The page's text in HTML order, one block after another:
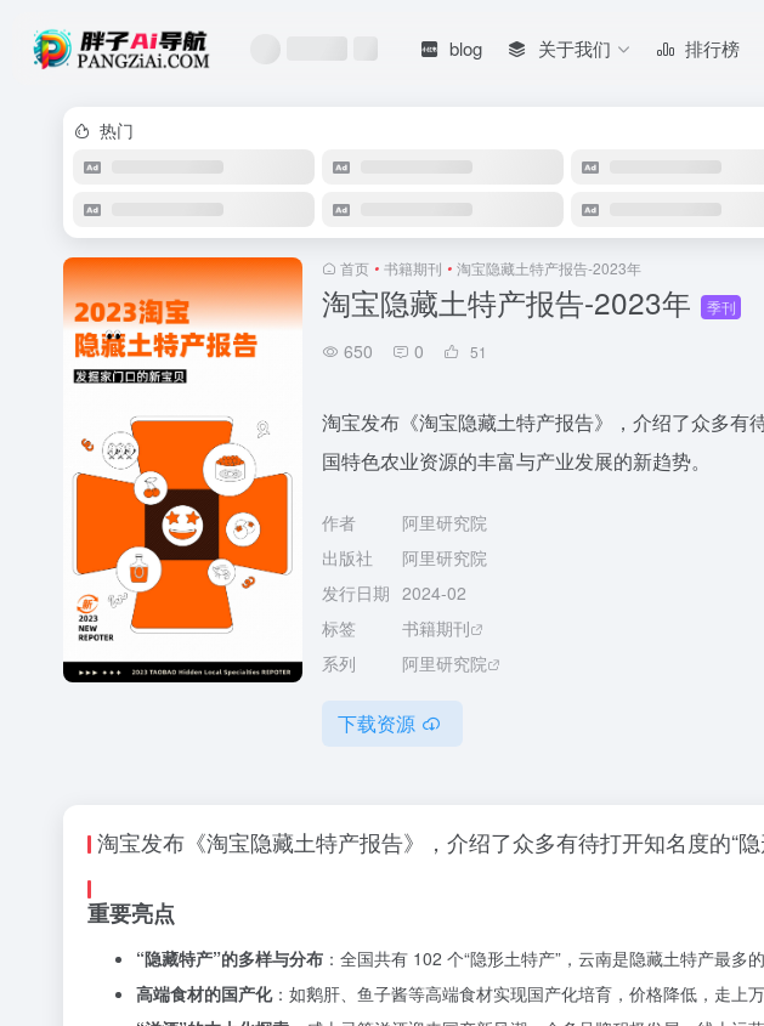
blog 关于我们 排行榜
热门
首页 • 书籍期刊 • 淘宝隐藏土特产报告-2023年
淘宝隐藏土特产报告-2023年 季刊
650 0 51
淘宝发布《淘宝隐藏土特产报告》，介绍了众多有
国特色农业资源的丰富与产业发展的新趋势。
作者
阿里研究院
出版社
阿里研究院
发行日期 2024-02
标签
书籍期刊
系列
阿里研究院
下载资源
淘宝发布《淘宝隐藏土特产报告》，介绍了众多有待打开知名度的“
重要亮点
“隐藏特产”的多样与分布 ：全国共有 102 个“隐形土特产”，云南是隐藏土特产最多
高端食材的国产化：如鹅肝、鱼子酱等高端食材实现国产化培育，价格降低，走上万